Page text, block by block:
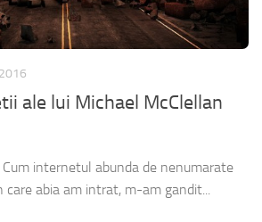
ale lui Michael McClellan
internetul abunda de nenumarate
care abia am intrat, m-am gandit...